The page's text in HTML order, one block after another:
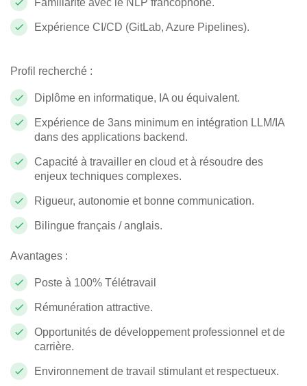
Familiarité avec le NLP francophone.
Expérience CI/CD (GitLab, Azure Pipelines).
Profil recherché :
Diplôme en informatique, IA ou équivalent.
Expérience de 3ans minimum en intégration LLM/IA
dans des applications backend.
Capacité à travailler en cloud et à résoudre des
enjeux techniques complexes.
Rigueur, autonomie et bonne communication.
Bilingue français / anglais.
Avantages :
Poste à 100% Télétravail
Rémunération attractive.
Opportunités de développement professionnel et de
carrière.
Environnement de travail stimulant et respectueux.